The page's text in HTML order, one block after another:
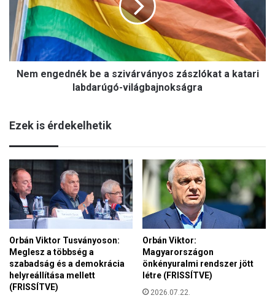
á
b
á
n
V
k
t
o
r
n
a
k
e
d
n
a
v
á
r
v
á
n
y
o
s
z
Nem engednék be a szivárványos zászlókat a katari
labdarúgó-világbajnokságra
Ezek is érdekelhetik
Orbán Viktor Tusványoson:
Meglesz a többség a
szabadság és a demokrácia
helyreállítása mellett
(FRISSÍTVE)
Orbán Viktor:
Magyarországon
önkényuralmi rendszer jött
létre (FRISSÍTVE)
2026.07.22.